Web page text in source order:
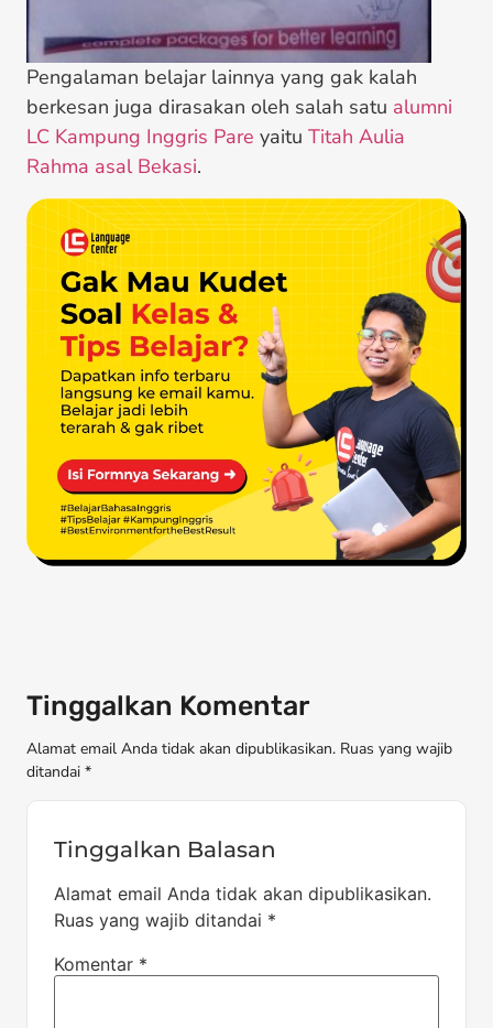
Pengalaman belajar lainnya yang gak kalah
berkesan juga dirasakan oleh salah satu alumni
LC Kampung Inggris Pare yaitu Titah Aulia
Rahma asal Bekasi.
Tinggalkan Komentar
Alamat email Anda tidak akan dipublikasikan. Ruas yang wajib
ditandai *
Tinggalkan Balasan
Alamat email Anda tidak akan dipublikasikan.
Ruas yang wajib ditandai *
Komentar *